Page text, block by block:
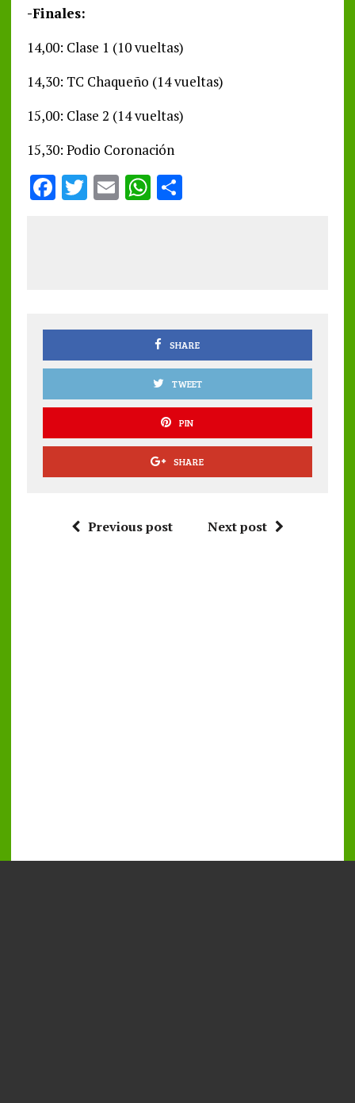
-Finales:
14,00: Clase 1 (10 vueltas)
14,30: TC Chaqueño (14 vueltas)
15,00: Clase 2 (14 vueltas)
15,30: Podio Coronación
F
k
T E W
p
S
SHARE
TWEET
PIN
SHARE
Previous post Next post